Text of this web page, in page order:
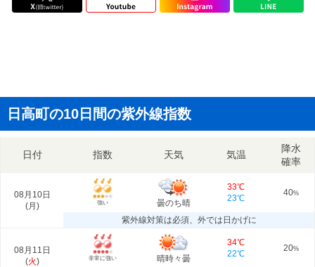
日高町の10日間の紫外線指数
日付 指数 天気 気温
降水
確率
08月10日
(月 ) 強い 曇のち晴
33℃
23℃
40%
紫外線対策は必須、外では日かげに
08月11日
(火) 非常に強い 晴時々曇
34℃
22℃
20%